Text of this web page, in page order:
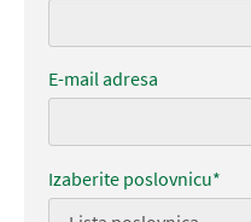
E-mail adresa
Izaberite poslovnicu*